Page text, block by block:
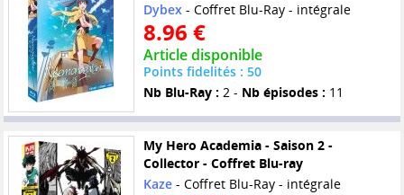
Dybex- Coffret Blu-Ray - intégrale
8.96 €
Article disponible
Points fidelités : 50
Nb Blu-Ray : 2 - Nb épisodes : 11
My Hero Academia - Saison 2 -
Collector - Coffret Blu-ray
Kaze- Coffret Blu-Ray - intégrale